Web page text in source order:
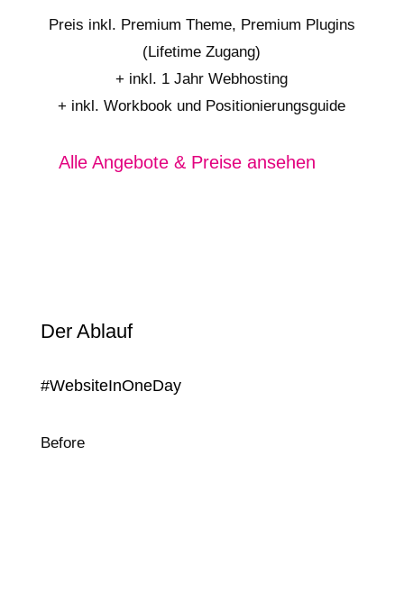
Preis inkl. Premium Theme, Premium Plugins
(Lifetime Zugang)
+ inkl. 1 Jahr Webhosting
+ inkl. Workbook und Positionierungsguide
Alle Angebote & Preise ansehen
Der Ablauf
#WebsiteInOneDay
Before